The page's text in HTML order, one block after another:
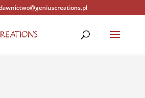
already defined in
geniuscreations.pl/public_html/wp-